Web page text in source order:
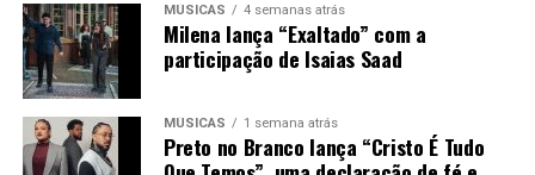
MÚSICAS 4 semanas atrás
Milena lança “Exaltado” com a
participação de Isaias Saad
MÚSICAS 1 semana atrás
Preto no Branco lança “Cristo É Tudo